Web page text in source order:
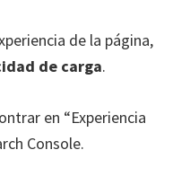
de la página,
de carga.
en “Experiencia
Console.